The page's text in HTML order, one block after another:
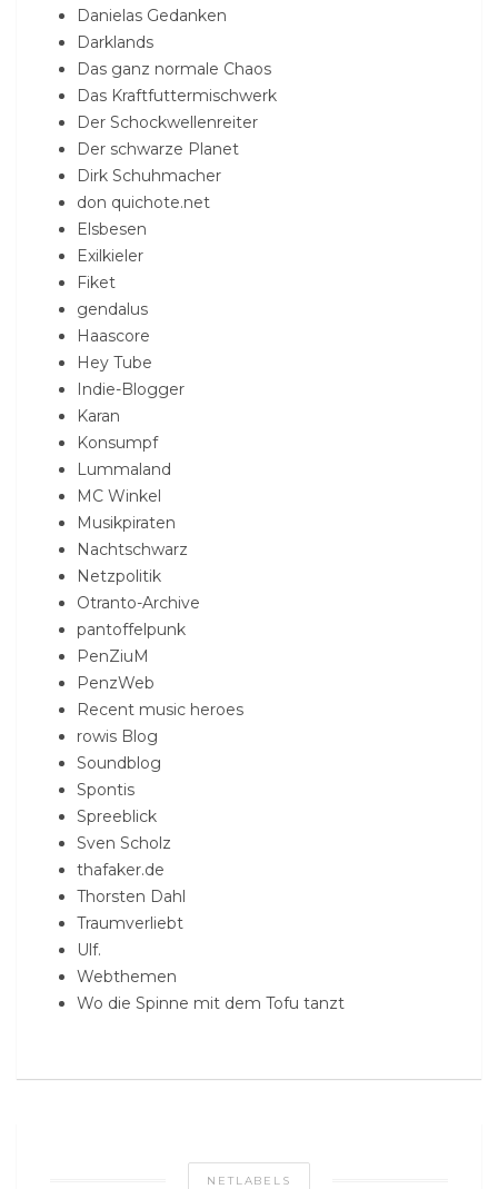
Danielas Gedanken
Darklands
Das ganz normale Chaos
Das Kraftfuttermischwerk
Der Schockwellenreiter
Der schwarze Planet
Dirk Schuhmacher
don quichote.net
Elsbesen
Exilkieler
Fiket
gendalus
Haascore
Hey Tube
Indie-Blogger
Karan
Konsumpf
Lummaland
MC Winkel
Musikpiraten
Nachtschwarz
Netzpolitik
Otranto-Archive
pantoffelpunk
PenZiuM
PenzWeb
Recent music heroes
rowis Blog
Soundblog
Spontis
Spreeblick
Sven Scholz
thafaker.de
Thorsten Dahl
Traumverliebt
Ulf.
Webthemen
Wo die Spinne mit dem Tofu tanzt
NETLABELS